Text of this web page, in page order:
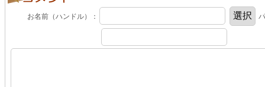
お名前（ハンドル）：